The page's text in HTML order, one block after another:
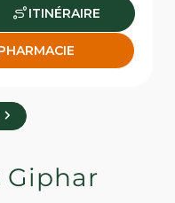
ITINÉRAIRE
Giphar